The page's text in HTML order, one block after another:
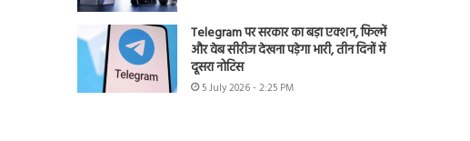
Telegram पर सरकार का बड़ा एक्शन, फिल्में
और वेब सीरीज देखना पड़ेगा भारी, तीन दिनों में
दूसरा नोटिस
5 July 2026 - 2:25 PM